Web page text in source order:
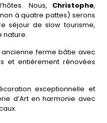
Nous, Christophe,
à quatre pattes) serons
séjour de slow tourisme,
nature.
ferme bâtie avec
et entièrement rénovées
exceptionnelle et
d’Art en harmonie avec